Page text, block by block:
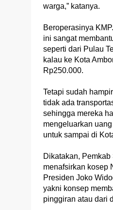
warga,” katanya.
Beroperasinya
ini sangat
seperti dari Pulau
kalau ke Kota
Rp250.000.
Tetapi sudah
tidak ada
sehingga mereka
mengeluarkan
untuk sampai di
Dikatakan, Pemkab
menafsirkan kosep
Presiden Joko
yakni konsep
pinggiran atau dari